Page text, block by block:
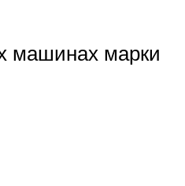
машинах марки